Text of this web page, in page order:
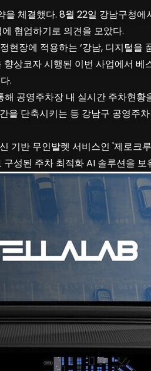
체결했다. 8월 22일 강남구청
협업하기로 의견을 모았다.
장에 적용하는 ‘강남, 디지털을
상코자 시행된 이번 사업에서 베
.
공영주차장 내 실시간 주차현황
을 단축시키는 등 강남구 공영주
기반 무인발렛 서비스인 '제로크
성된 주차 최적화 AI 솔루션을 보